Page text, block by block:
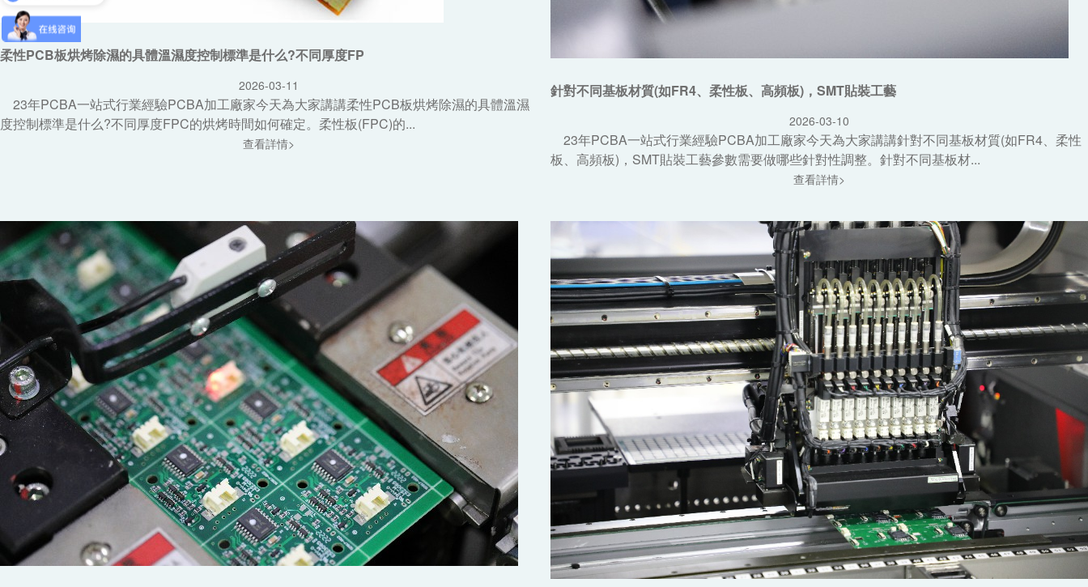
柔性PCB板烘烤除濕的具體溫濕度控制標準是什么?不同厚度FP
2026-03-11
23年PCBA一站式行業經驗PCBA加工廠家今天為大家講講柔性PCB板烘烤除濕的具體溫濕
度控制標準是什么?不同厚度FPC的烘烤時間如何確定。柔性板(FPC)的...
查看詳情>
針對不同基板材質(如FR4、柔性板、高頻板)，SMT貼裝工藝
2026-03-10
23年PCBA一站式行業經驗PCBA加工廠家今天為大家講講針對不同基板材質(如FR4、柔性
板、高頻板)，SMT貼裝工藝參數需要做哪些針對性調整。針對不同基板材...
查看詳情>